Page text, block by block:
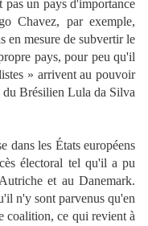
pas un pays d'importance
Chavez, par exemple,
en mesure de subvertir le
pays, pour peu qu'il
» arrivent au pouvoir
du Brésilien Lula da Silva
dans les États européens
électoral tel qu'il a pu
et au Danemark.
n'y sont parvenus qu'en
coalition, ce qui revient à